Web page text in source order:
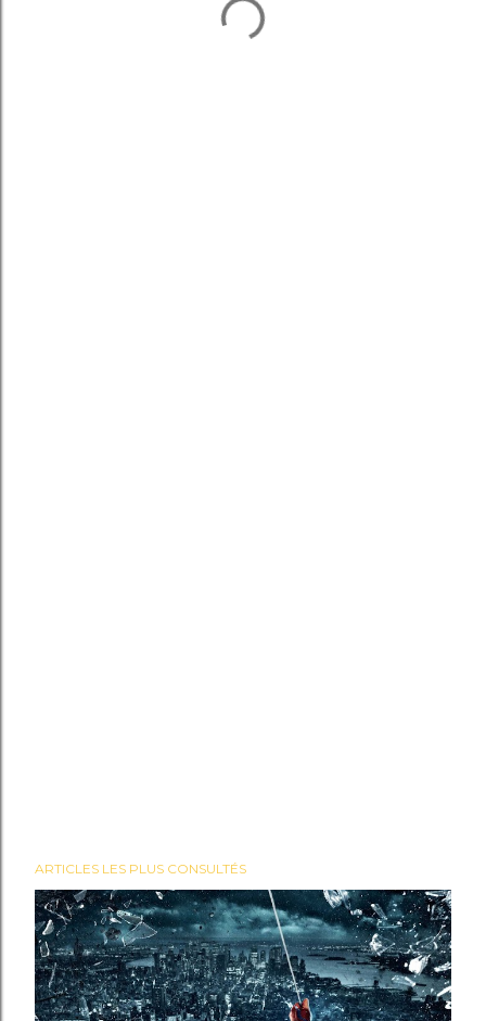
ARTICLES LES PLUS CONSULTÉS